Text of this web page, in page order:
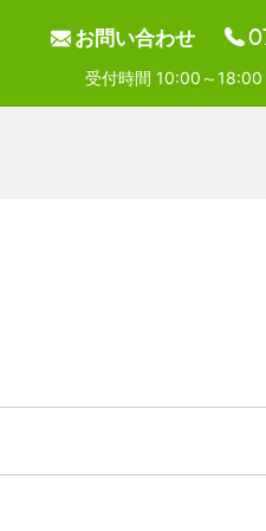
| 三王商事
お問い合わせ
受付時間 10:00～18:00